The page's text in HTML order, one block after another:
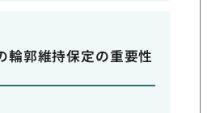
輪郭維持保定の重要性